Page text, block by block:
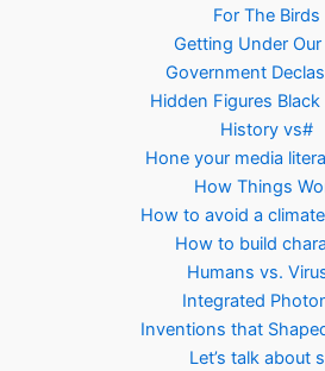
For The Birds
Getting Under Our
Government
Hidden Figures
History vs#
Hone your media
How Things
How to avoid a
How to build
Humans vs.
Integrated
Inventions that
Let’s talk about